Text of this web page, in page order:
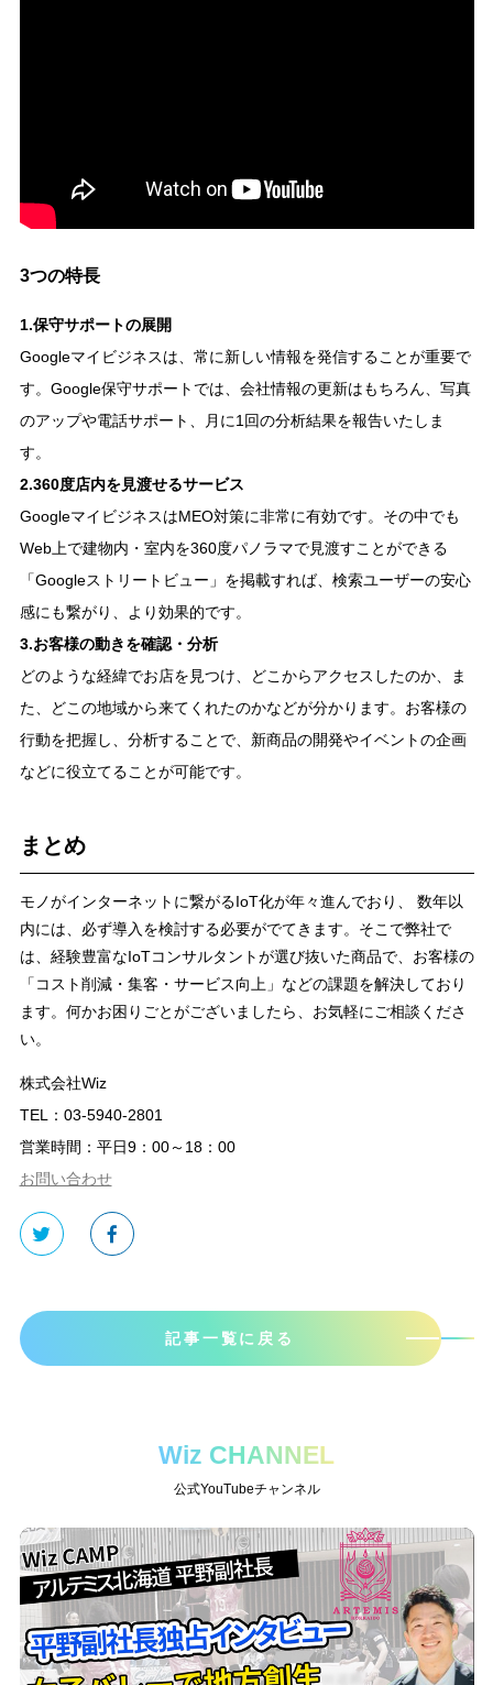
3つの特長
1.保守サポートの展開
Googleマイビジネスは、常に新しい情報を発信することが重要で
す。Google保守サポートでは、会社情報の更新はもちろん、写真
のアップや電話サポート、月に1回の分析結果を報告いたしま
す。
2.360度店内を見渡せるサービス
GoogleマイビジネスはMEO対策に非常に有効です。その中でも
Web上で建物内・室内を360度パノラマで見渡すことができる
「Googleストリートビュー」を掲載すれば、検索ユーザーの安心
感にも繋がり、より効果的です。
3.お客様の動きを確認・分析
どのような経緯でお店を見つけ、どこからアクセスしたのか、ま
た、どこの地域から来てくれたのかなどが分かります。お客様の
行動を把握し、分析することで、新商品の開発やイベントの企画
などに役立てることが可能です。
まとめ
モノがインターネットに繋がるIoT化が年々進んでおり、 数年以
内には、必ず導入を検討する必要がでてきます。そこで弊社で
は、経験豊富なIoTコンサルタントが選び抜いた商品で、お客様の
「コスト削減・集客・サービス向上」などの課題を解決しており
ます。何かお困りごとがございましたら、お気軽にご相談くださ
い。
株式会社Wiz
TEL：03-5940-2801
営業時間：平日9：00～18：00
お問い合わせ
記事一覧に戻る
Wiz CHANNEL
公式YouTubeチャンネル